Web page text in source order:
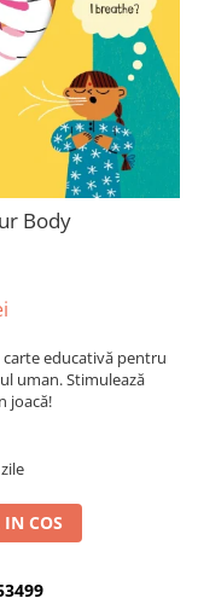
Body
educativă pentru
uman. Stimulează
joacă!
COS